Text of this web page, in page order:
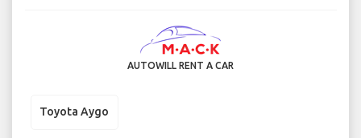
AUTOWILL RENT A CAR
Toyota Aygo